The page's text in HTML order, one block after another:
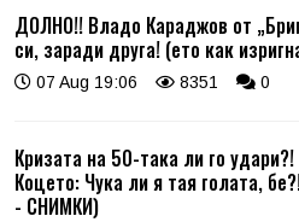
ДОЛНО!! Владо Караджов от
си, заради друга! (ето как
07 Aug 19:06 8351 0
Кризата на 50-така ли го
Коцето: Чука ли я тая голата,
- СНИМКИ)